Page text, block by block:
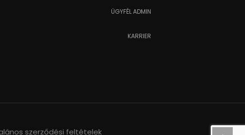
ÜGYFÉL ADMIN
KARRIER
szerződési feltételek